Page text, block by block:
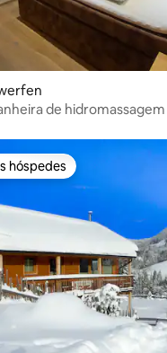
de hidromassagem
hóspedes
hóspedes